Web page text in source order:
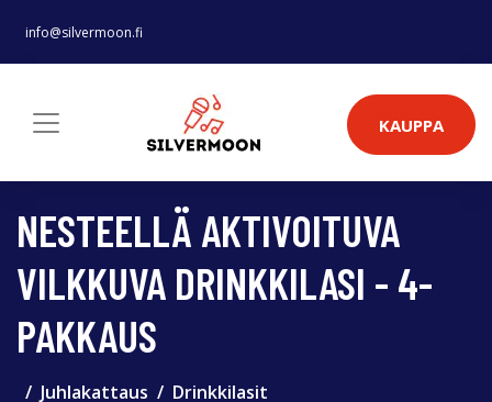
info@silvermoon.fi
KAUPPA
NESTEELLÄ AKTIVOITUVA
VILKKUVA DRINKKILASI - 4-
PAKKAUS
Juhlakattaus Drinkkilasit